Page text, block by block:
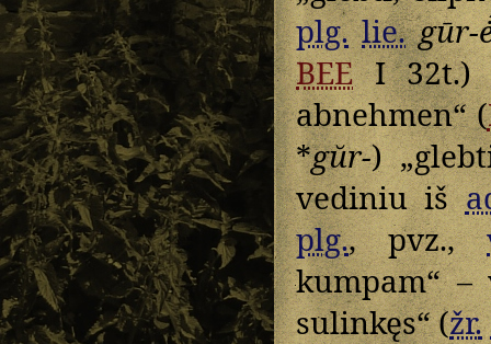
plg. lie. gūr-
BEEI
abnehmen“ (
*gŭr-)
vediniu iš
plg., pvz.,
kumpam“
sulinkęs“ (žr.